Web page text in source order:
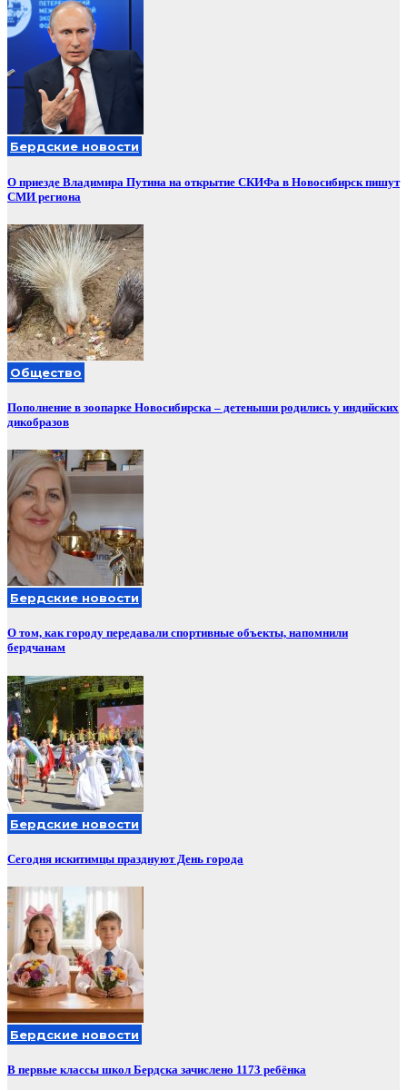
Бердские новости
О приезде Владимира Путина на открытие СКИФа в Новосибирск пишут
СМИ региона
Общество
Пополнение в зоопарке Новосибирска – детеныши родились у индийских
дикобразов
Бердские новости
О том, как городу передавали спортивные объекты, напомнили
бердчанам
Бердские новости
Сегодня искитимцы празднуют День города
Бердские новости
В первые классы школ Бердска зачислено 1173 ребёнка